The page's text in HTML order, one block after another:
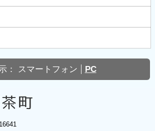
： スマートフォン PC